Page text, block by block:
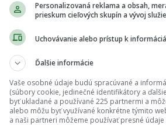
raz stretli v roku 2017 na
Tanguyovmu
alebo Filipíncom, je
Personalizovaná reklama a obsah,
prieskum cieľových skupín a vývoj
Uchovávanie alebo prístup k
Ďalšie informácie
Vaše osobné údaje budú spracúvané a
(súbory cookie, jedinečné identifikátory a
byť ukladané a používané 225 partnermi a
alebo môžu byť využívané konkrétne týmito
a naši partneri môžeme používať presné